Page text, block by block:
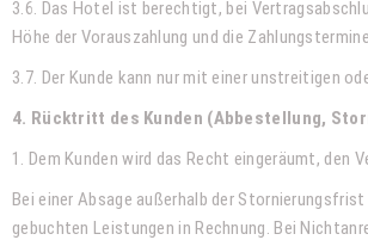
3.6. Das Hotel ist berechtigt, bei
Höhe der Vorauszahlung und die
3.7. Der Kunde kann nur mit einer unstreitigen
4. Rücktritt des Kunden (Abbestellung,
1. Dem Kunden wird das Recht eingeräumt, den
Bei einer Absage außerhalb der
gebuchten Leistungen in Rechnung. Bei